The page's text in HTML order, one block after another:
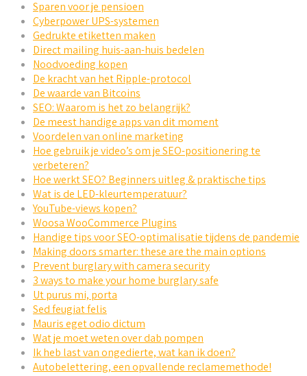
Sparen voor je pensioen
Cyberpower UPS-systemen
Gedrukte etiketten maken
Direct mailing huis-aan-huis bedelen
Noodvoeding kopen
De kracht van het Ripple-protocol
De waarde van Bitcoins
SEO: Waarom is het zo belangrijk?
De meest handige apps van dit moment
Voordelen van online marketing
Hoe gebruik je video’s om je SEO-positionering te
verbeteren?
Hoe werkt SEO? Beginners uitleg & praktische tips
Wat is de LED-kleurtemperatuur?
YouTube-views kopen?
Woosa WooCommerce Plugins
Handige tips voor SEO-optimalisatie tijdens de pandemie
Making doors smarter: these are the main options
Prevent burglary with camera security
3 ways to make your home burglary safe
Ut purus mi, porta
Sed feugiat felis
Mauris eget odio dictum
Wat je moet weten over dab pompen
Ik heb last van ongedierte, wat kan ik doen?
Autobelettering, een opvallende reclamemethode!